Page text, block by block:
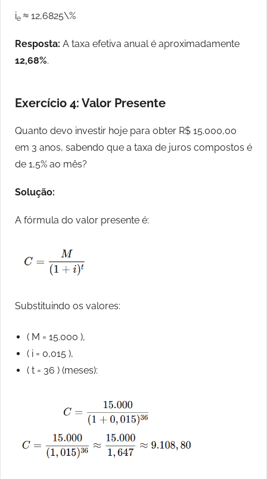
ie ≈ 12,6825\%
Resposta: A taxa efetiva anual é aproximadamente
12,68%.
Exercício 4: Valor Presente
Quanto devo investir hoje para obter R$ 15.000,00
em 3 anos, sabendo que a taxa de juros compostos é
de 1,5% ao mês?
Solução:
A fórmula do valor presente é:
Substituindo os valores:
( M = 15.000 ),
( i = 0,015 ),
( t = 36 ) (meses):